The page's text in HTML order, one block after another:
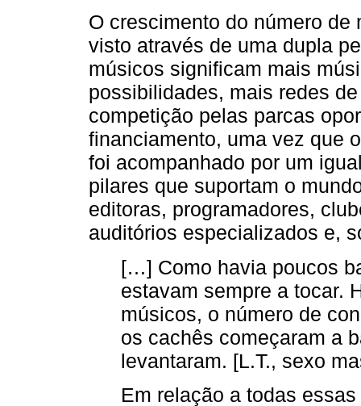
O crescimento do número
visto através de uma dupla
músicos significam mais
possibilidades, mais redes
competição pelas parcas
financiamento, uma vez que
foi acompanhado por um
pilares que suportam o
editoras, programadores,
auditórios especializados e,
[…] Como havia poucos
estavam sempre a tocar.
músicos, o número de
os cachês começaram a
levantaram. [L.T., sexo
Em relação a todas